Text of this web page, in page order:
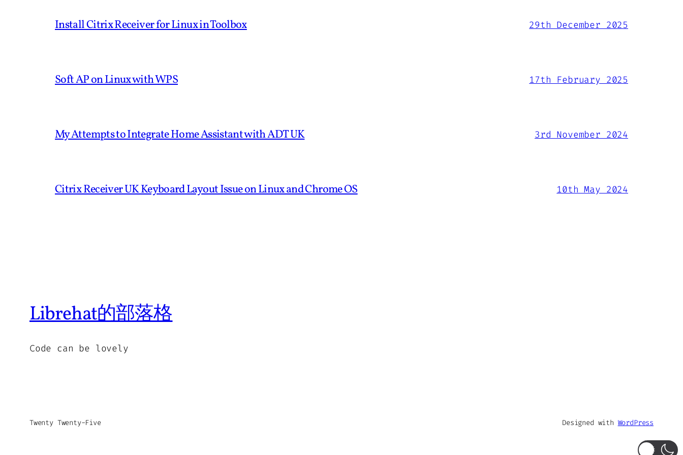
Install Citrix Receiver for Linux in Toolbox 29th December 2025
Soft AP on Linux with WPS 17th February 2025
My Attempts to Integrate Home Assistant with ADT UK 3rd November 2024
Citrix Receiver UK Keyboard Layout Issue on Linux and Chrome OS 10th May 2024
Librehat的部落格
Code can be lovely
Twenty Twenty-Five Designed with WordPress